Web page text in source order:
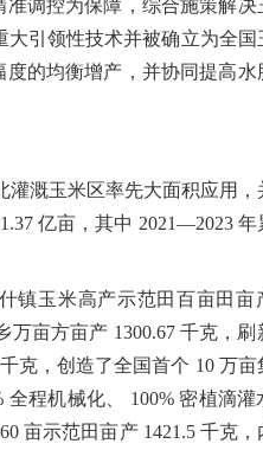
调控为保障，综合施策解决
大引领性技术并被确立为全国
的均衡增产，并协同提高水
灌溉玉米区率先大面积应用，
亿亩，其中 2021—2023 年
镇玉米高产示范田百亩田亩
万亩方亩产 1300.67 千克，刷
千克，创造了全国首个 10 万亩
全程机械化、 100% 密植滴灌
60亩示范田亩产 1421.5 千克，